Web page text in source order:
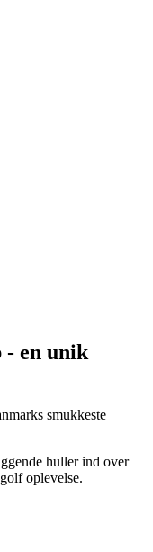
- en unik
smukkeste
huller ind over
oplevelse.